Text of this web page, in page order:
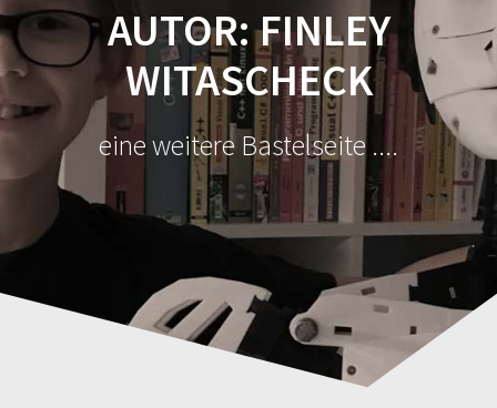
AUTOR:FINLEY
WITASCHECK
eine weitere Bastelseite ....